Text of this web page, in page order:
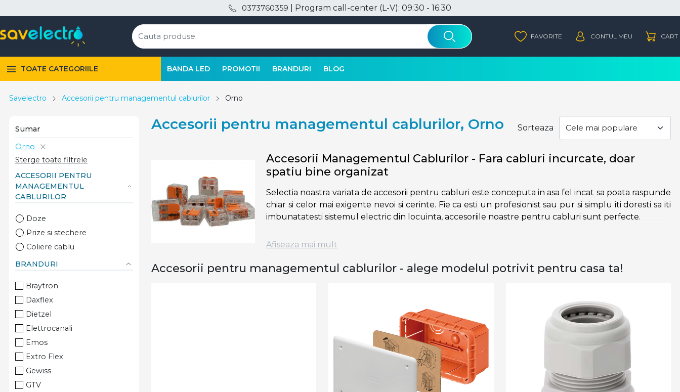
0373760359 | Program call-center (L-V): 09:30 - 16:30
TOATE CATEGORIILE BANDA LED PROMOTII BRANDURI BLOG
Savelectro Accesorii pentru managementul cablurilor Orno
Sumar
Orno
Sterge toate filtrele
ACCESORII PENTRU
MANAGEMENTUL
CABLURILOR
Doze
Prize si stechere
Coliere cablu
BRANDURI
Braytron
Daxflex
Dietzel
Elettrocanali
Emos
Extro Flex
Gewiss
GTV
Accesorii pentru managementul cablurilor, Orno Sorteaza
Accesorii Managementul Cablurilor - Fara cabluri incurcate, doar
spatiu bine organizat
Selectia noastra variata de accesorii pentru cabluri este conceputa in asa fel incat sa poata raspunde
chiar si celor mai exigente nevoi si cerinte. Fie ca esti un profesionist sau pur si simplu iti doresti sa iti
imbunatatesti sistemul electric din locuinta, accesoriile noastre pentru cabluri sunt perfecte.
acest lucru? Ei bine, gandeste-te ca pentru a avea o astfel de casa trebuie sa fii, in primul rand,
organizat, iar accesoriile noastre pentru cabluri sunt solutia ideala in acest sens.
Accesoriile noastre pentru cabluri sunt testate extrem de riguros inainte de a ajunge pe piata,
pentru a ne asigura ca vei avea parte de calitate si eficienta la cote maxime. Acestea sunt usor de
instalat, fiind intuitive, insa pentru un plus de siguranta in materie de electricitate, poti apela si
De ce trebuie sa folosesti accesoriile pentru cablurile electrice?
Afiseaza mai mult
Accesorii pentru managementul cablurilor - alege modelul potrivit pentru casa ta!